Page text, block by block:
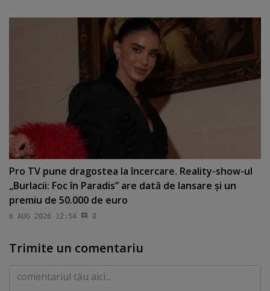
Pro TV pune dragostea la încercare. Reality-show-ul
„Burlacii: Foc în Paradis” are dată de lansare şi un
premiu de 50.000 de euro
6 AUG 2026 12:54 0
Trimite un comentariu
Comentariu